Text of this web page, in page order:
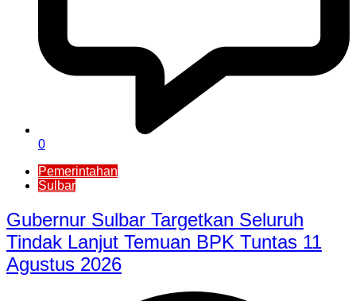
0
Pemerintahan
Sulbar
Gubernur Sulbar Targetkan Seluruh
Tindak Lanjut Temuan BPK Tuntas 11
Agustus 2026